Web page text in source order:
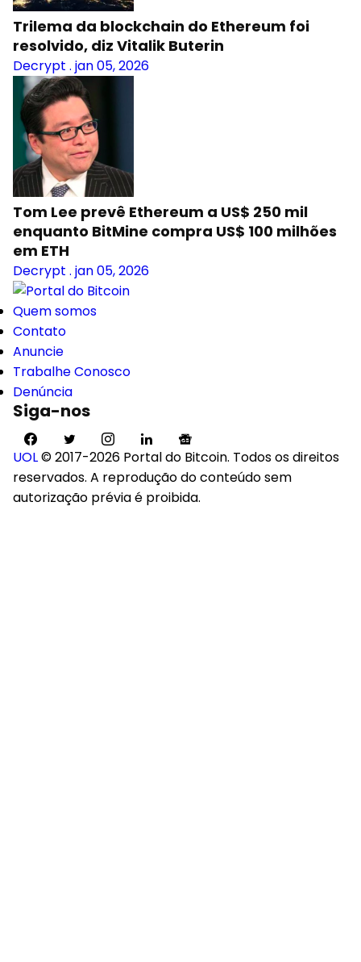
Trilema da blockchain do Ethereum foi
resolvido, diz Vitalik Buterin
Decrypt . jan 05, 2026
Tom Lee prevê Ethereum a US$ 250 mil
enquanto BitMine compra US$ 100 milhões
em ETH
Decrypt . jan 05, 2026
Quem somos
Contato
Anuncie
Trabalhe Conosco
Denúncia
Siga-nos
UOL© 2017-2026 Portal do Bitcoin. Todos os direitos
reservados. A reprodução do conteúdo sem
autorização prévia é proibida.